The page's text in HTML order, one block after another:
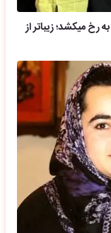
میکشد؛ زیباتر از